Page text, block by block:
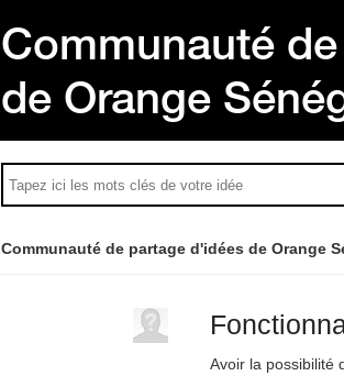
Communauté
de Orange
Communauté de partage d'idées de Orange
Avoir la possibilité